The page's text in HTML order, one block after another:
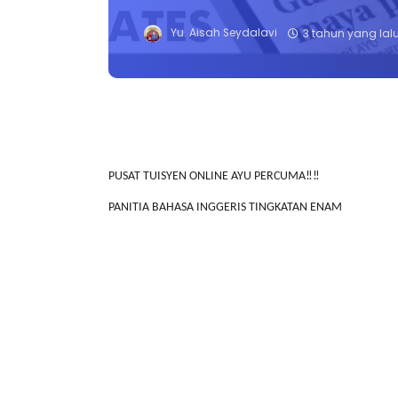
Yu. Aisah Seydalavi 3 tahun yang
PUSAT TUISYEN ONLINE AYU PERCUMA‼️‼️
PANITIA BAHASA INGGERIS TINGKATAN ENAM